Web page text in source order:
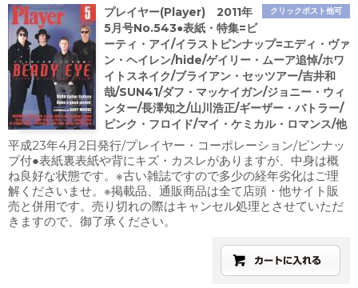
クリックポスト他可
プレイヤー(Player) 2011年
5月号No.543●表紙・特集=ビ
ーティ・アイ/イラストピンナップ=エディ・ヴァ
ン・ヘイレン/hide/ゲイリー・ムーア追悼/ホワ
イトスネイク/ブライアン・セッツアー/吉井和
哉/SUN41/ダフ・マッケイガン/ジョニー・ウィ
ンター/長澤知之/山川浩正/ギーザー・バトラー/
ピンク・フロイド/マイ・ケミカル・ロマンス/他
平成23年4月2日発行/プレイヤー・コーポレーション/ピンナッ
プ付●表紙裏表紙や背にキズ・カスレがありますが、中身は概
ね良好な状態です。※古い雑誌ですので多少の経年劣化はご理
解くださいませ。※掲載品、通販商品は全て店頭・他サイト販
売と併用です。売り切れの際はキャンセル処理とさせていただ
きますので、御了承ください。